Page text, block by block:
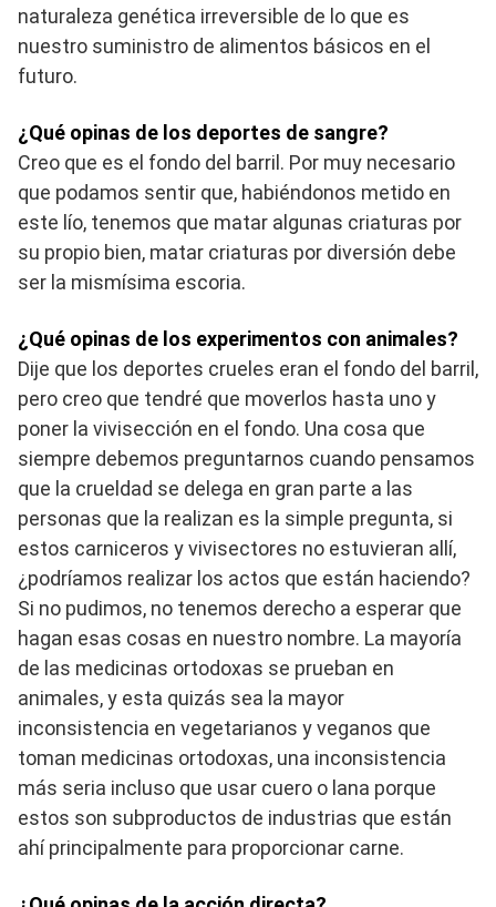
naturaleza genética irreversible de lo que es
nuestro suministro de alimentos básicos en el
futuro.
¿Qué opinas de los deportes de sangre?
Creo que es el fondo del barril. Por muy necesario
que podamos sentir que, habiéndonos metido en
este lío, tenemos que matar algunas criaturas por
su propio bien, matar criaturas por diversión debe
ser la mismísima escoria.
¿Qué opinas de los experimentos con animales?
Dije que los deportes crueles eran el fondo del barril,
pero creo que tendré que moverlos hasta uno y
poner la vivisección en el fondo. Una cosa que
siempre debemos preguntarnos cuando pensamos
que la crueldad se delega en gran parte a las
personas que la realizan es la simple pregunta, si
estos carniceros y vivisectores no estuvieran allí,
¿podríamos realizar los actos que están haciendo?
Si no pudimos, no tenemos derecho a esperar que
hagan esas cosas en nuestro nombre. La mayoría
de las medicinas ortodoxas se prueban en
animales, y esta quizás sea la mayor
inconsistencia en vegetarianos y veganos que
toman medicinas ortodoxas, una inconsistencia
más seria incluso que usar cuero o lana porque
estos son subproductos de industrias que están
ahí principalmente para proporcionar carne.